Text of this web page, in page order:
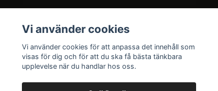
Sociala medier
Vi använder cookies
Vi använder cookies för att anpassa det innehåll som
visas för dig och för att du ska få bästa tänkbara
upplevelse när du handlar hos oss.